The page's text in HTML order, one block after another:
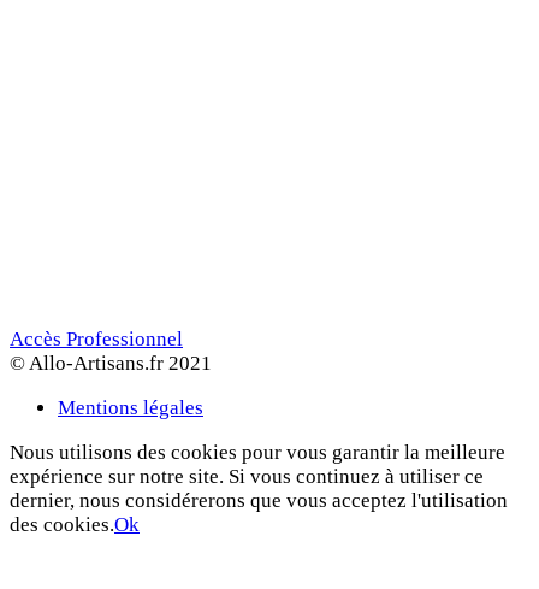
Accès Professionnel
© Allo-Artisans.fr 2021
Mentions légales
Nous utilisons des cookies pour vous garantir la meilleure
expérience sur notre site. Si vous continuez à utiliser ce
dernier, nous considérerons que vous acceptez l'utilisation
des cookies.Ok